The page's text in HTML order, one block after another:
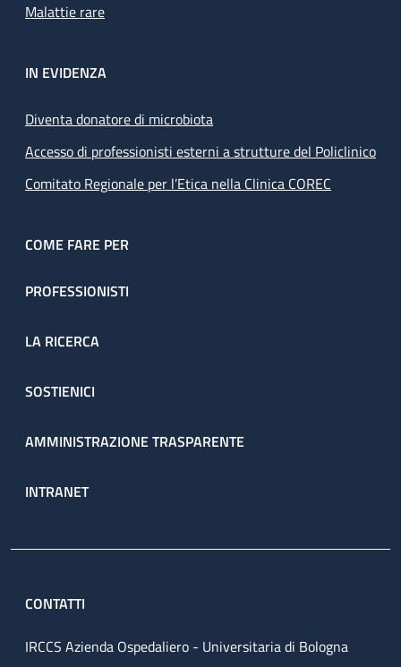
Malattie rare
IN EVIDENZA
Diventa donatore di microbiota
Accesso di professionisti esterni a strutture del Policlinico
Comitato Regionale per l’Etica nella Clinica COREC
COME FARE PER
PROFESSIONISTI
LA RICERCA
SOSTIENICI
AMMINISTRAZIONE TRASPARENTE
INTRANET
CONTATTI
IRCCS Azienda Ospedaliero - Universitaria di Bologna